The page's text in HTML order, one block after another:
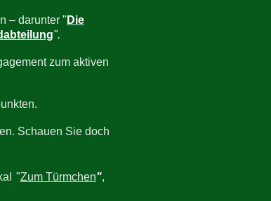
– darunter " Die
".
zum aktiven
Schauen Sie doch
"Zum Türmchen",